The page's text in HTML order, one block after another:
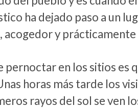
ha dejado paso a un
acogedor y prácticamente
pernoctar en los sitios es
horas más tarde los
rayos del sol se ven